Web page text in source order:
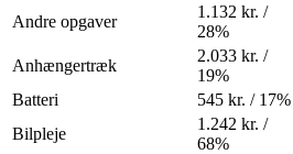
Andre opgaver
1.132 kr. /
28%
Anhængertræk
2.033 kr. /
19%
Batteri 545 kr. / 17%
Bilpleje
1.242 kr. /
68%